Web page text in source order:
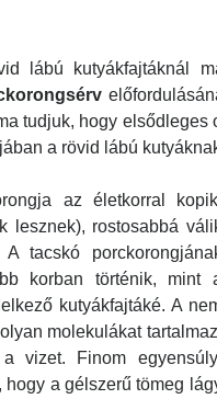
lábú kutyákfajtáknál
tudjuk, hogy
a rövid lábú
az életkorral
lesznek), rostosabbá
tacskó
korban történik, mint
kutyákfajtáké. A
molekulákat
a vizet. Finom
hogy a gélszerű tömeg